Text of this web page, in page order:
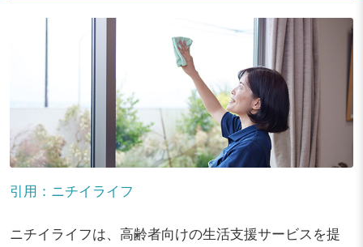
引用：ニチイライフ
ニチイライフは、高齢者向けの生活支援サービスを提